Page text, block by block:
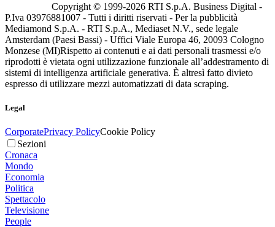
Copyright © 1999-2026 RTI S.p.A. Business Digital -
P.Iva 03976881007 - Tutti i diritti riservati - Per la pubblicità
Mediamond S.p.A. - RTI S.p.A., Mediaset N.V., sede legale
Amsterdam (Paesi Bassi) - Uffici Viale Europa 46, 20093 Cologno
Monzese (MI)Rispetto ai contenuti e ai dati personali trasmessi e/o
riprodotti è vietata ogni utilizzazione funzionale all’addestramento di
sistemi di intelligenza artificiale generativa. È altresì fatto divieto
espresso di utilizzare mezzi automatizzati di data scraping.
Legal
CorporatePrivacy PolicyCookie Policy
Sezioni
Cronaca
Mondo
Economia
Politica
Spettacolo
Televisione
People